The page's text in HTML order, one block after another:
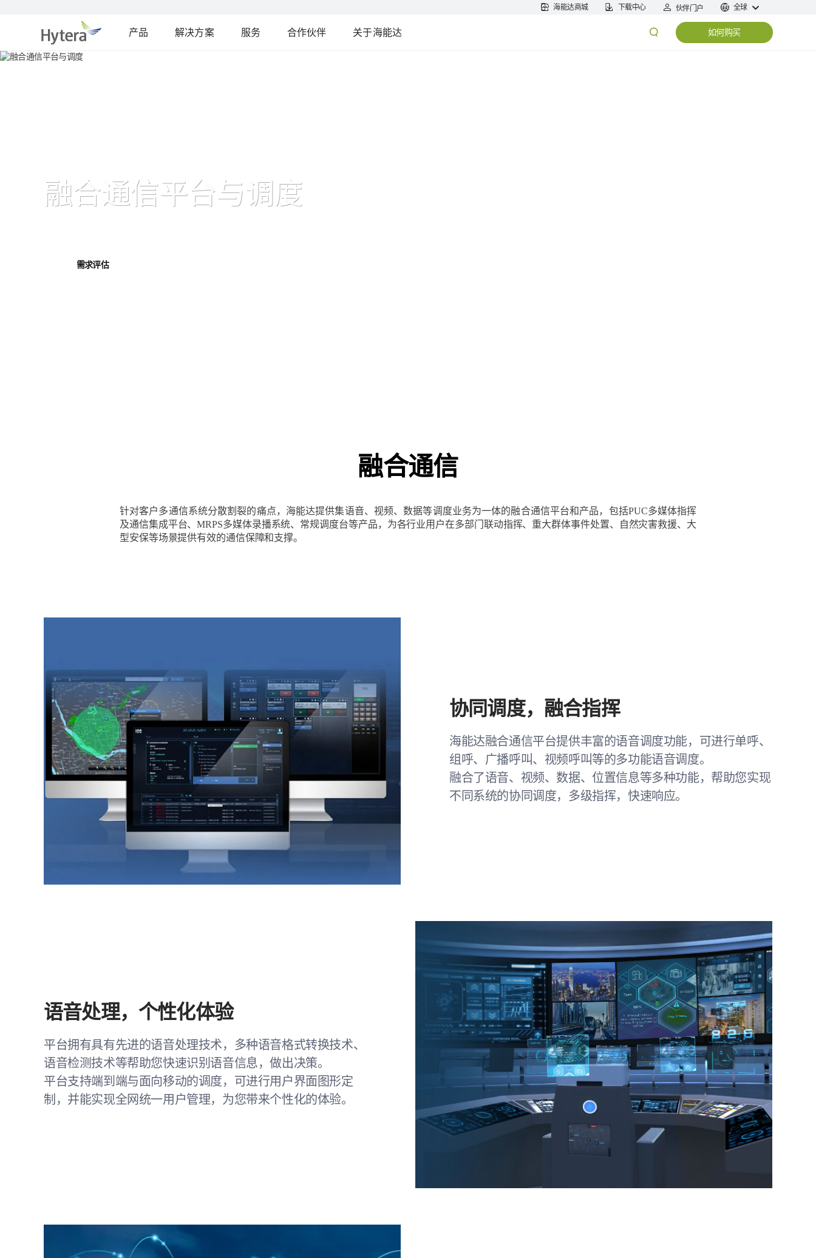
海能达商城 下载中心 伙伴门户 全球
产品 解决方案 服务 合作伙伴 关于海能达 如何购买
融合通信平台与调度
需求评估
融合通信
针对客户多通信系统分散割裂的痛点，海能达提供集语音、视频、数据等调度业务为一体的融合通信平台和产品，包括PUC多媒体指挥
及通信集成平台、MRPS多媒体录播系统、常规调度台等产品，为各行业用户在多部门联动指挥、重大群体事件处置、自然灾害救援、大
型安保等场景提供有效的通信保障和支撑。
协同调度，融合指挥
海能达融合通信平台提供丰富的语音调度功能，可进行单呼、
组呼、广播呼叫、视频呼叫等的多功能语音调度。
融合了语音、视频、数据、位置信息等多种功能，帮助您实现
不同系统的协同调度，多级指挥，快速响应。
语音处理，个性化体验
平台拥有具有先进的语音处理技术，多种语音格式转换技术、
语音检测技术等帮助您快速识别语音信息，做出决策。
平台支持端到端与面向移动的调度，可进行用户界面图形定
制，并能实现全网统一用户管理，为您带来个性化的体验。